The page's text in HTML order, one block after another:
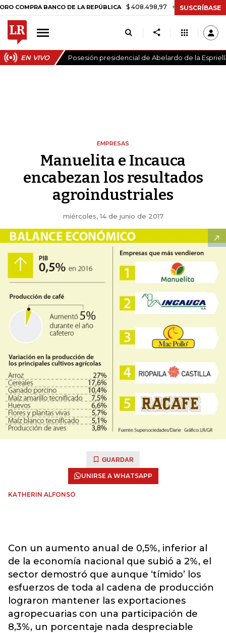
BANCO DE LA REPÚBLICA $ 408.498,97 +$ 8.753,81 +2,19%
SUSCRÍBASE
EN VIVO Posesión presidencial de Abelardo de la
EMPRESAS
Manuelita e Incauca
encabezan los resultados
agroindustriales
miércoles, 14 de junio de 2017
GUARDAR
UNIRSE A WHATSAPP
KATHERIN ALFONSO
Con un aumento anual de 0,5%, inferior al
de la economía nacional que subió a 2%, el
sector demostró que aunque ‘tímido’ los
esfuerzos de toda al cadena de producción
lograron mantener las exportaciones
agropecuarias con una participación de
8,3%, un porcentaje nada despreciable